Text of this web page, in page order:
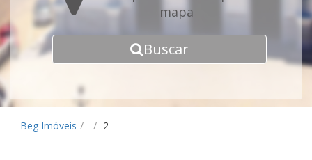
mapa
Buscar
Beg Imóveis / / 2